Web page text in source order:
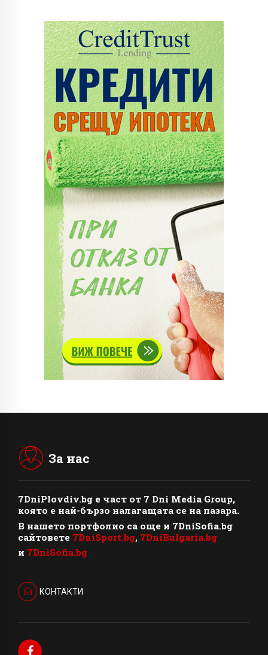
За нас
7DniPlovdiv.bg e част от 7 Dni Media Group,
която е най-бързо налагащата се на пазара.
В нашето портфолио са още и 7DniSofia.bg
сайтовете 7DniSport.bg, 7DniBulgaria.bg
и 7DniSofia.bg
КОНТАКТИ